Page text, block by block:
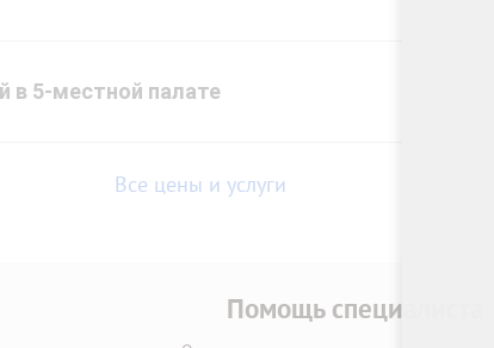
в 5-местной палате
Все цены и услуги
Помощь специалиста